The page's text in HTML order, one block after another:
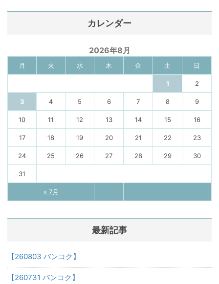
カレンダー
2026年8月
月 火 水 木 金 土 日
« 7月
1 2
3 4 5 6 7 8 9
10 11 12 13 14 15 16
17 18 19 20 21 22 23
24 25 26 27 28 29 30
31
最新記事
【260803 バンコク】
【260731 バンコク】